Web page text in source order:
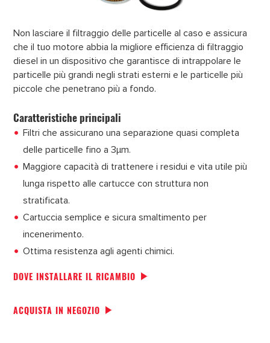
Non lasciare il filtraggio delle particelle al caso e assicura
che il tuo motore abbia la migliore efficienza di filtraggio
diesel in un dispositivo che garantisce di intrappolare le
particelle più grandi negli strati esterni e le particelle più
piccole che penetrano più a fondo.
Caratteristiche principali
Filtri che assicurano una separazione quasi completa
delle particelle fino a 3μm.
Maggiore capacità di trattenere i residui e vita utile più
lunga rispetto alle cartucce con struttura non
stratificata.
Cartuccia semplice e sicura smaltimento per
incenerimento.
Ottima resistenza agli agenti chimici.
DOVE INSTALLARE IL RICAMBIO
ACQUISTA IN NEGOZIO